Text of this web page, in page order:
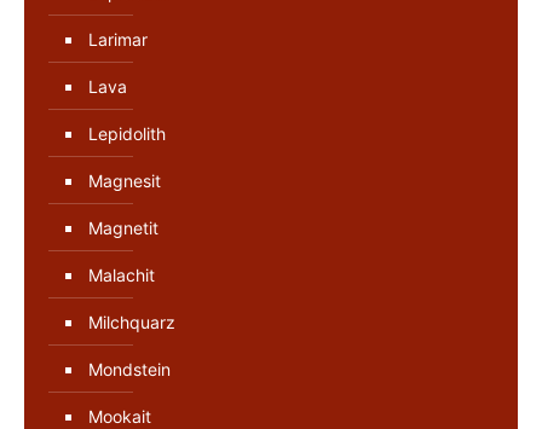
Larimar
Lava
Lepidolith
Magnesit
Magnetit
Malachit
Milchquarz
Mondstein
Mookait